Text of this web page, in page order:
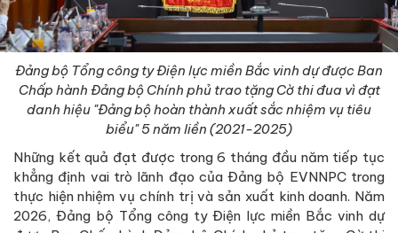
Đảng bộ Tổng công ty Điện lực miền Bắc vinh dự được Ban
Chấp hành Đảng bộ Chính phủ trao tặng Cờ thi đua vì đạt
danh hiệu "Đảng bộ hoàn thành xuất sắc nhiệm vụ tiêu
biểu" 5 năm liền (2021-2025)
Những kết quả đạt được trong 6 tháng đầu năm tiếp tục
khẳng định vai trò lãnh đạo của Đảng bộ EVNNPC trong
thực hiện nhiệm vụ chính trị và sản xuất kinh doanh. Năm
2026, Đảng bộ Tổng công ty Điện lực miền Bắc vinh dự